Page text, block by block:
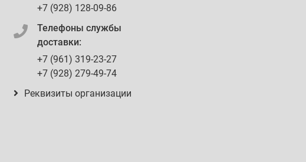
+7 (928) 128-09-86
Телефоны службы
доставки:
+7 (961) 319-23-27
+7 (928) 279-49-74
Реквизиты организации